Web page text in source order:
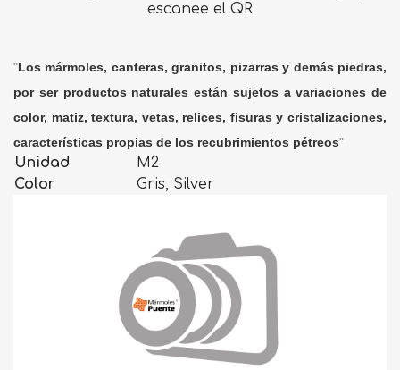
escanee el QR
"Los mármoles, canteras, granitos, pizarras y demás piedras,
por ser productos naturales están sujetos a variaciones de
color, matiz, textura, vetas, relices, fisuras y cristalizaciones,
características propias de los recubrimientos pétreos"
Unidad
M2
Color
Gris, Silver